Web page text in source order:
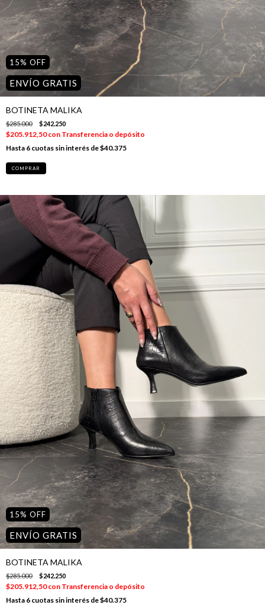
15% OFF
ENVÍO GRATIS
BOTINETA MALIKA
$285.000 $242.250
$205.912,50con Transferencia o depósito
6 cuotas sin interés de$40.375
COMPRAR
15% OFF
ENVÍO GRATIS
BOTINETA MALIKA
$285.000 $242.250
$205.912,50con Transferencia o depósito
6 cuotas sin interés de$40.375